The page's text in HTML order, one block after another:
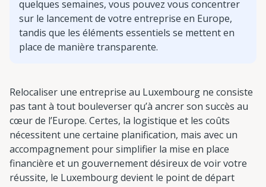
quelques semaines, vous pouvez vous concentrer
sur le lancement de votre entreprise en Europe,
tandis que les éléments essentiels se mettent en
place de manière transparente.
Relocaliser une entreprise au Luxembourg ne consiste
pas tant à tout bouleverser qu’à ancrer son succès au
cœur de l’Europe. Certes, la logistique et les coûts
nécessitent une certaine planification, mais avec un
accompagnement pour simplifier la mise en place
financière et un gouvernement désireux de voir votre
réussite, le Luxembourg devient le point de départ